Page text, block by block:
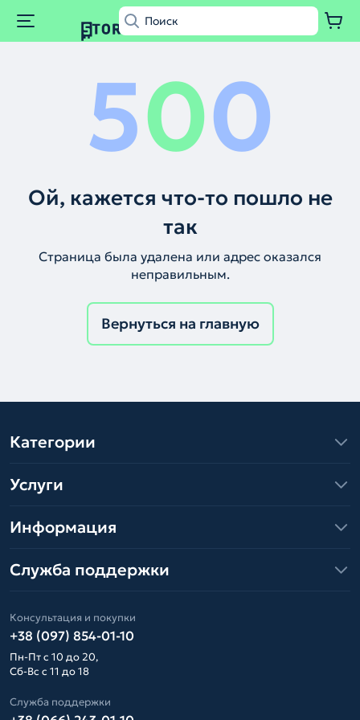
500
Ой, кажется что-то пошло не
так
Страница была удалена или адрес оказался
неправильным.
Вернуться на главную
Категории
Услуги
Информация
Служба поддержки
Консультация и покупки
+38 (097) 854-01-10
Пн-Пт с 10 до 20,
Сб-Вс с 11 до 18
Служба поддержки